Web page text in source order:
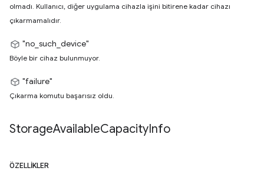
olmadı. Kullanıcı, diğer uygulama cihazla işini bitirene kadar cihazı
çıkarmamalıdır.
"no_such_device"
Böyle bir cihaz bulunmuyor.
"failure"
Çıkarma komutu başarısız oldu.
StorageAvailableCapacityInfo
ÖZELLIKLER